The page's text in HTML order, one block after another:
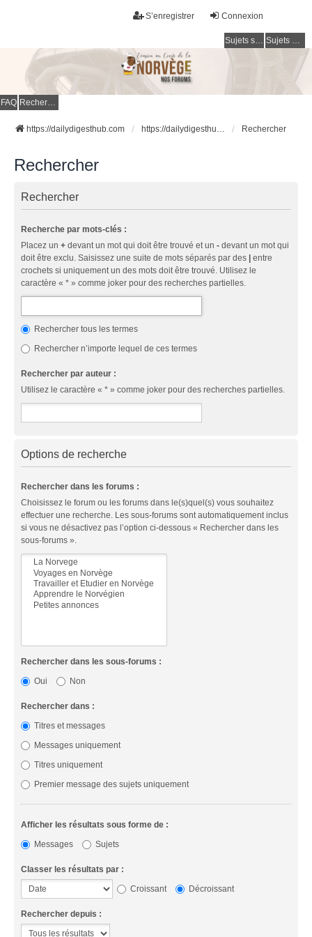
Connexion
S’enregistrer
Sujets sans réponse Sujets actifs
FAQ Rechercher
https://dailydigesthub.com https://dailydigesthub.com Rechercher
Rechercher
Rechercher
Recherche par mots-clés :
Placez un + devant un mot qui doit être trouvé et un - devant un mot qui
doit être exclu. Saisissez une suite de mots séparés par des
entre
crochets si uniquement un des mots doit être trouvé. Utilisez le
caractère « * » comme joker pour des recherches partielles.
Rechercher tous les termes
Rechercher n’importe lequel de ces termes
Rechercher par auteur :
Utilisez le caractère « * » comme joker pour des recherches partielles.
Options de recherche
Rechercher dans les forums :
Choisissez le forum ou les forums dans le(s)quel(s) vous souhaitez
effectuer une recherche. Les sous-forums sont automatiquement inclus
si vous ne désactivez pas l’option ci-dessous « Rechercher dans les
sous-forums ».
Rechercher dans les sous-forums :
Oui
Non
Rechercher dans :
Titres et messages
Messages uniquement
Titres uniquement
Premier message des sujets uniquement
Afficher les résultats sous forme de :
Messages
Sujets
Classer les résultats par :
Croissant
Décroissant
Rechercher depuis :